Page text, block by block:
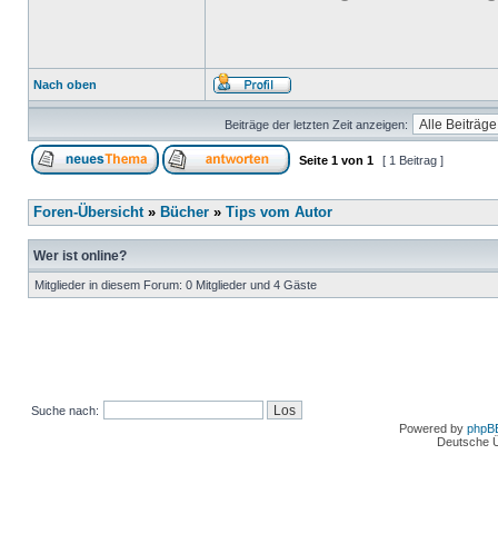
Nach oben
Beiträge der letzten Zeit anzeigen:
Seite 1 von 1 [ 1 Beitrag ]
Foren-Übersicht» Bücher » Tips vom Autor
Wer ist online?
Mitglieder in diesem Forum: 0 Mitglieder und 4 Gäste
Suche nach:
Powered by
Deutsche